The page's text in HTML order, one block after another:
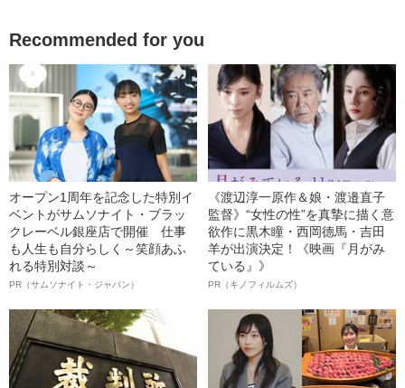
Recommended for you
オープン1周年を記念した特別イ
ベントがサムソナイト・ブラッ
クレーベル銀座店で開催 仕事
も人生も自分らしく～笑顔あふ
れる特別対談～
PR（サムソナイト・ジャパン）
《渡辺淳一原作＆娘・渡邉直子
監督》“女性の性”を真摯に描く意
欲作に黒木瞳・西岡德馬・吉田
羊が出演決定！《映画『月がみ
ている』》
PR（キノフィルムズ）